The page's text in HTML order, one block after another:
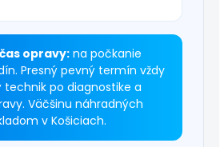
opravy: na počkanie
Presný pevný termín vždy
technik po diagnostike a
Väčšinu náhradných
v Košiciach.